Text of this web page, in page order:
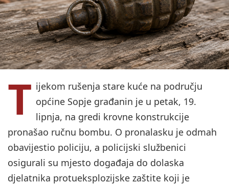
T ijekom rušenja stare kuće na području
općine Sopje građanin je u petak, 19.
lipnja, na gredi krovne konstrukcije
pronašao ručnu bombu. O pronalasku je odmah
obavijestio policiju, a policijski službenici
osigurali su mjesto događaja do dolaska
djelatnika protueksplozijske zaštite koji je